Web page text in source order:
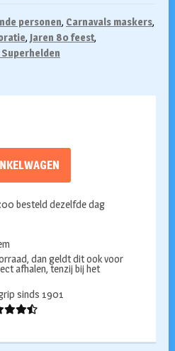
personen, Carnavals maskers,
, Jaren 80 feest,
besteld dezelfde dag
dan geldt dit ook voor
afhalen, tenzij bij het
sinds 1901